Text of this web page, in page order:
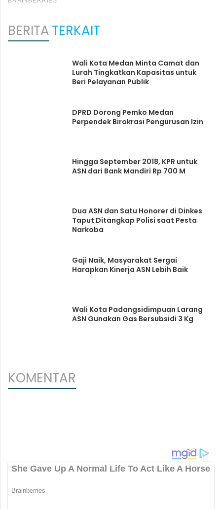
BERITATERKAIT
Wali Kota Medan Minta Camat dan
Lurah Tingkatkan Kapasitas untuk
Beri Pelayanan Publik
DPRD Dorong Pemko Medan
Perpendek Birokrasi Pengurusan Izin
Hingga September 2018, KPR untuk
ASN dari Bank Mandiri Rp 700 M
Dua ASN dan Satu Honorer di Dinkes
Taput Ditangkap Polisi saat Pesta
Narkoba
Gaji Naik, Masyarakat Sergai
Harapkan Kinerja ASN Lebih Baik
Wali Kota Padangsidimpuan Larang
ASN Gunakan Gas Bersubsidi 3 Kg
KOMENTAR